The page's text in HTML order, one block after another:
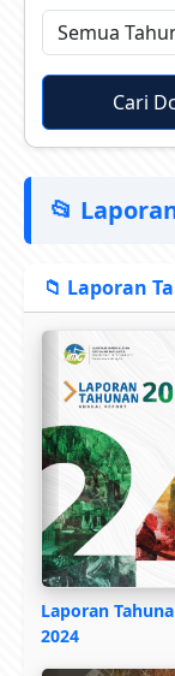
Cari
📂
📁 Laporan
Laporan
2024